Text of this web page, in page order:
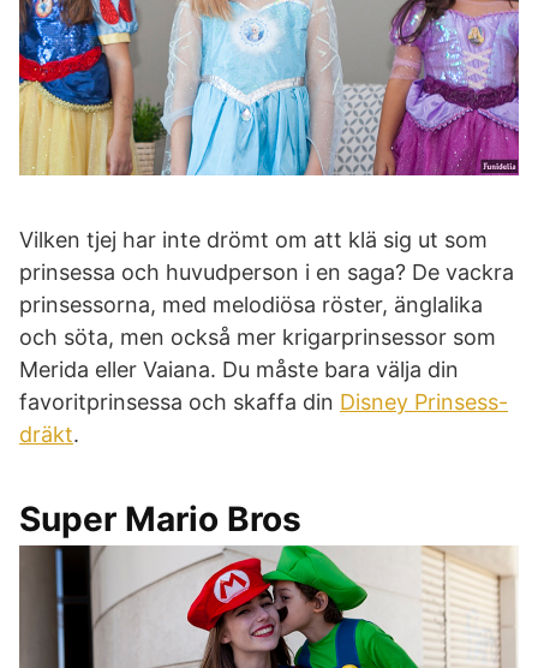
Vilken tjej har inte drömt om att klä sig ut som
prinsessa och huvudperson i en saga? De vackra
prinsessorna, med melodiösa röster, änglalika
och söta, men också mer krigarprinsessor som
Merida eller Vaiana. Du måste bara välja din
favoritprinsessa och skaffa din Disney Prinsess-
dräkt.
Super Mario Bros